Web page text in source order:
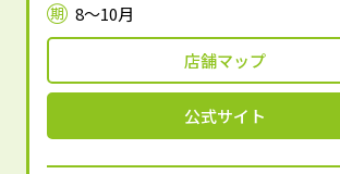
8～10月
店舗マップ
公式サイト